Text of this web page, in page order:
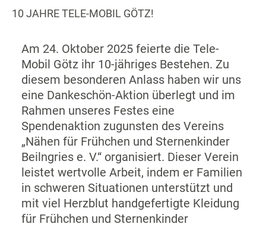
10 JAHRE TELE-MOBIL GÖTZ!
Am 24. Oktober 2025 feierte die Tele-
Mobil Götz ihr 10-jähriges Bestehen. Zu
diesem besonderen Anlass haben wir uns
eine Dankeschön-Aktion überlegt und im
Rahmen unseres Festes eine
Spendenaktion zugunsten des Vereins
„Nähen für Frühchen und Sternenkinder
Beilngries e. V.“ organisiert. Dieser Verein
leistet wertvolle Arbeit, indem er Familien
in schweren Situationen unterstützt und
mit viel Herzblut handgefertigte Kleidung
für Frühchen und Sternenkinder